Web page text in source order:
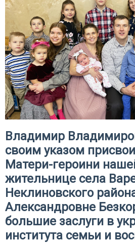
Владимир
своим указом
Матери-героини
жительнице села
Неклиновского
Александровне
большие заслуги в
института семьи и